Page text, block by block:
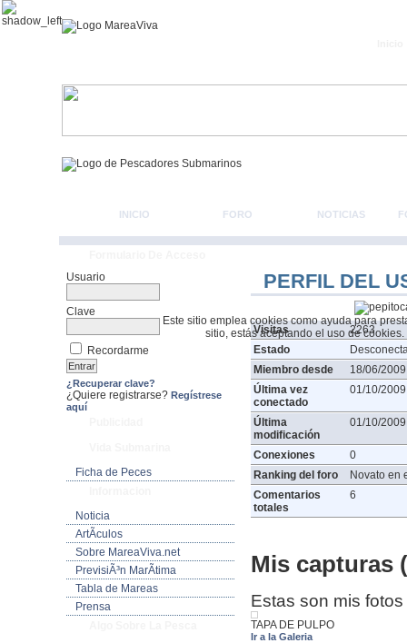
Este sitio emplea cookies como ayuda para
sitio, estás aceptando el uso de cookies.
INICIO FORO NOTICIAS
Usuario
Clave
Recordarme
¿Recuperar clave?
¿Quiere registrarse? Regístrese
aquí
Ficha de Peces
Noticia
ArtÃ­culos
Sobre MareaViva.net
PrevisiÃ³n MarÃ­tima
Tabla de Mareas
Prensa
PERFIL DEL
Visitas
2263
Estado
Miembro desde
18/06/
Última vez
conectado
01/10/
Última
modificación
01/10/
Conexiones
0
Ranking del foro
Novato en
Comentarios
totales
6
Mis capturas
Estas son mis
TAPA DE PULPO
Ir a la Galeria